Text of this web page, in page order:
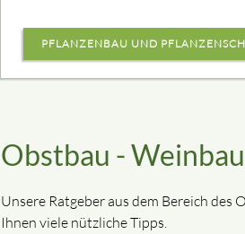
PFLANZENBAU UND
Obstbau -
Unsere Ratgeber aus dem Bereich des
Ihnen viele nützliche Tipps.